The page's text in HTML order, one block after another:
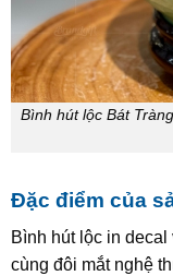
Bình hút lộc Bát
Đặc điểm của
Bình hút lộc in
cùng đôi mắt nghệ